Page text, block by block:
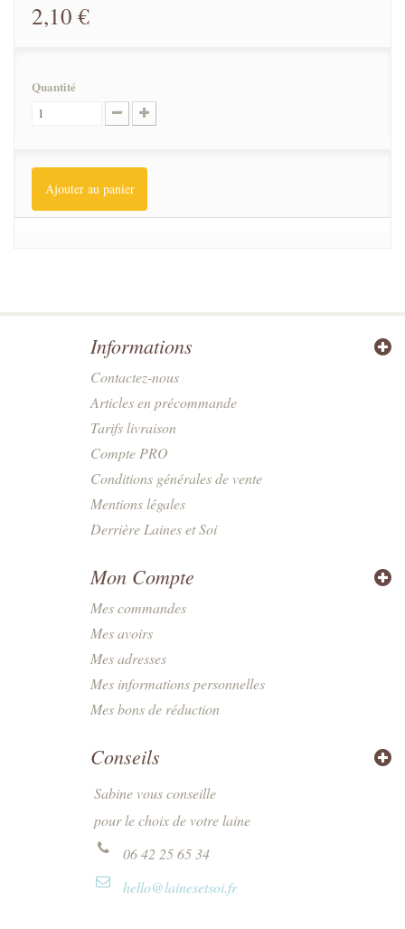
2,10 €
Quantité
Ajouter au panier
Informations
Contactez-nous
Articles en précommande
Tarifs livraison
Compte PRO
Conditions générales de vente
Mentions légales
Derrière Laines et Soi
Mon Compte
Mes commandes
Mes avoirs
Mes adresses
Mes informations personnelles
Mes bons de réduction
Conseils
Sabine vous conseille
pour le choix de votre laine
06 42 25 65 34
hello@lainesetsoi.fr